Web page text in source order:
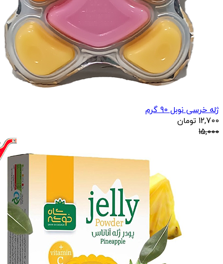
ژله خرسی نوبل 90 گرم
12,700 تومان
15,000